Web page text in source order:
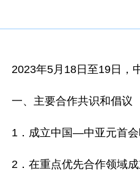
2023年5月18日至19日，
一、主要合作共识和倡议
1．成立中国—中亚元首会
2．在重点优先合作领域